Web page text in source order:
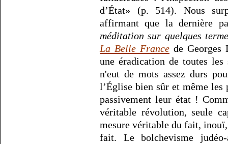
d’État» (p. 514). Nous
affirmant que la dernière
méditation sur quelques
La Belle Francede Georges
une éradication de toutes
n'eut de mots assez durs
l’Église bien sûr et même les
passivement leur état !
véritable révolution, seule
mesure véritable du fait,
fait. Le bolchevisme